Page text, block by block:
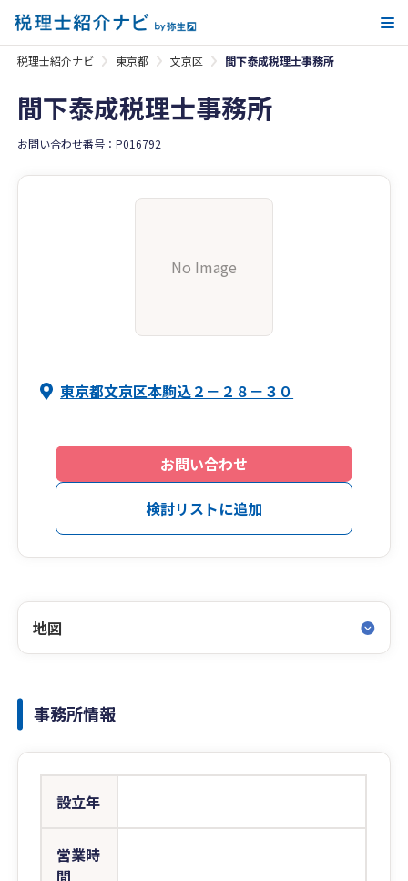
税理士紹介ナビ 東京都 文京区 間下泰成税理士事務所
間下泰成税理士事務所
お問い合わせ番号：P016792
No Image
東京都文京区本駒込２－２８－３０
お問い合わせ
検討リストに追加
地図
事務所情報
設立年
営業時
間